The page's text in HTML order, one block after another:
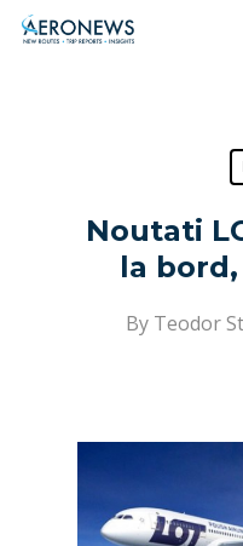
Hit enter to
Noutati
la
By Teodor